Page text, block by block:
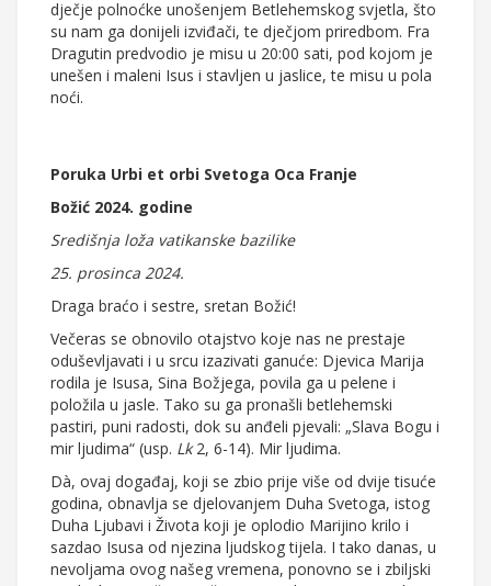
dječje polnoćke unošenjem Betlehemskog svjetla, što
su nam ga donijeli izviđači, te dječjom priredbom. Fra
Dragutin predvodio je misu u 20:00 sati, pod kojom je
unešen i maleni Isus i stavljen u jaslice, te misu u pola
noći.
Poruka Urbi et orbi Svetoga Oca Franje
Božić 2024. godine
Središnja loža vatikanske bazilike
25. prosinca 2024.
Draga braćo i sestre, sretan Božić!
Večeras se obnovilo otajstvo koje nas ne prestaje
oduševljavati i u srcu izazivati ganuće: Djevica Marija
rodila je Isusa, Sina Božjega, povila ga u pelene i
položila u jasle. Tako su ga pronašli betlehemski
pastiri, puni radosti, dok su anđeli pjevali: „Slava Bogu i
mir ljudima“ (usp. Lk2, 6-14). Mir ljudima.
Dà, ovaj događaj, koji se zbio prije više od dvije tisuće
godina, obnavlja se djelovanjem Duha Svetoga, istog
Duha Ljubavi i Života koji je oplodio Marijino krilo i
sazdao Isusa od njezina ljudskog tijela. I tako danas, u
nevoljama ovog našeg vremena, ponovno se i zbiljski